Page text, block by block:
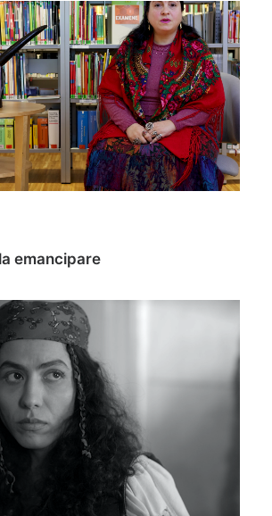
emancipare